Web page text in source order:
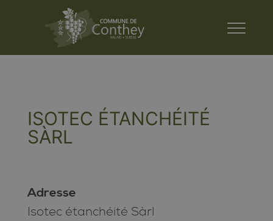
ISOTEC ÉTANCHÉITÉ
SÀRL
Adresse
Isotec étanchéité Sàrl